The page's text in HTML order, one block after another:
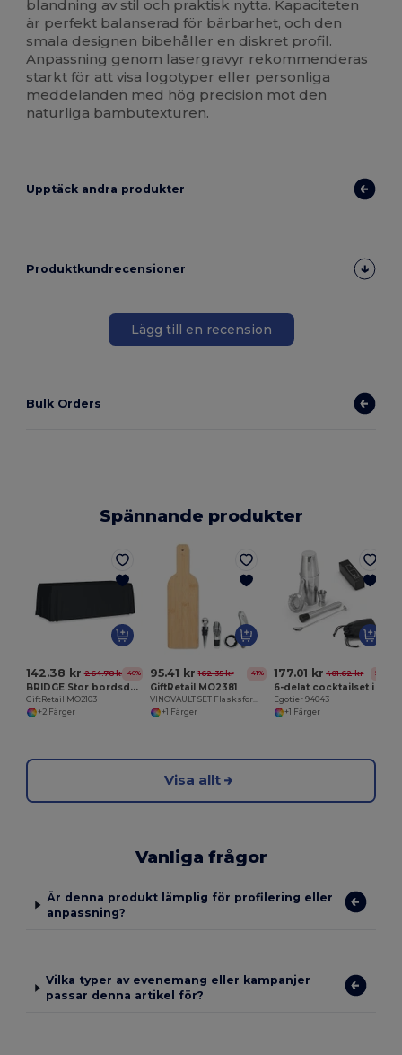
blandning av stil och praktisk nytta. Kapaciteten
är perfekt balanserad för bärbarhet, och den
smala designen bibehåller en diskret profil.
Anpassning genom lasergravyr rekommenderas
starkt för att visa logotyper eller personliga
meddelanden med hög precision mot den
naturliga bambutexturen.
Upptäck andra produkter
Produktkundrecensioner
Lägg till en recension
Bulk Orders
Spännande produkter
142.38 kr 264.78 kr -46%
BRIDGE Stor bordsduk 280x210 cm
GiftRetail MO2103
+2 Färger
95.41 kr 162.35 kr -41%
GiftRetail MO2381
+1 Färger
177.01 kr 401.62 kr -56%
Egotier 94043
+1 Färger
Visa allt
Vanliga frågor
Är denna produkt lämplig för profilering eller
anpassning?
Vilka typer av evenemang eller kampanjer
passar denna artikel för?